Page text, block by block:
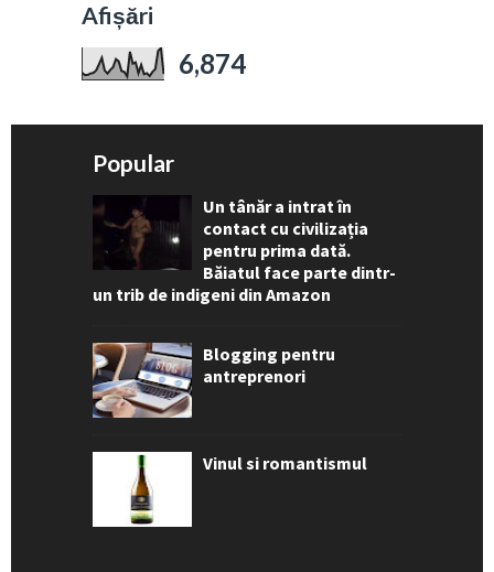
Afișări
6,874
Popular
Un tânăr a intrat în
contact cu civilizația
pentru prima dată.
Băiatul face parte dintr-
un trib de indigeni din Amazon
Blogging pentru
antreprenori
Vinul si romantismul